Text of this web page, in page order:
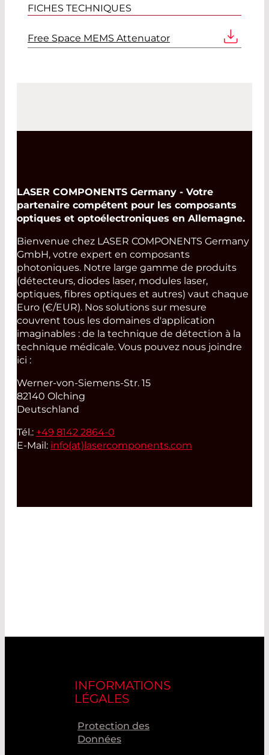
FICHES TECHNIQUES
Free Space MEMS Attenuator
LASER COMPONENTS Germany - Votre
partenaire compétent pour les composants
optiques et optoélectroniques en Allemagne.
Bienvenue chez LASER COMPONENTS Germany
GmbH, votre expert en composants
photoniques. Notre large gamme de produits
(détecteurs, diodes laser, modules laser,
optiques, fibres optiques et autres) vaut chaque
Euro (€/EUR). Nos solutions sur mesure
couvrent tous les domaines d'application
imaginables : de la technique de détection à la
technique médicale. Vous pouvez nous joindre
ici :
Werner-von-Siemens-Str. 15
82140 Olching
Deutschland
Tél.: +49 8142 2864-0
E-Mail: info(at)lasercomponents.com
INFORMATIONS
LÉGALES
Protection des
Données